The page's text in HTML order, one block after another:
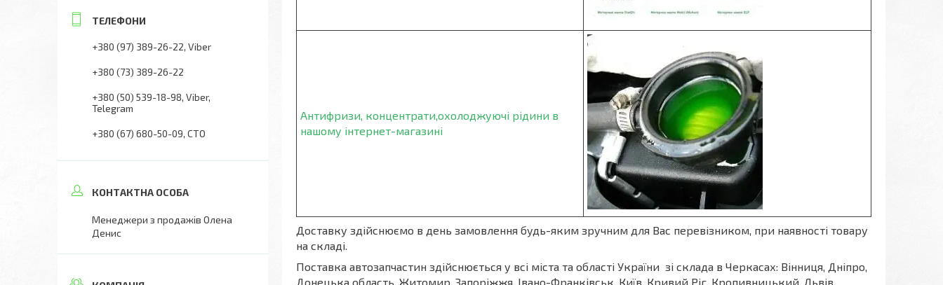
Антифризи, концентрати,охолоджуючі рідини в
нашому інтернет-магазині
Доставку здійснюємо в день замовлення будь-яким зручним для Вас перевізником, при наявності товару
на складі.
Поставка автозапчастин здійснюється у всі міста та області України зі склада в Черкасах: Вінниця, Дніпро,
Донецька область, Житомир, Запоріжжя, Івано-Франківськ, Київ, Кривий Ріг, Кропивницький, Львів,
+380 (97) 389-26-22 Viber
+380 (73) 389-26-22
+380 (50) 539-18-98 Viber,
Telegram
+380 (67) 680-50-09 СТО
Менеджери з продажів Олена
Денис